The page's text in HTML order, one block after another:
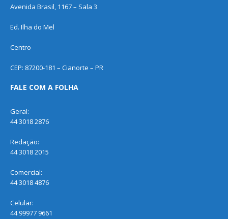
Avenida Brasil, 1167 – Sala 3
Ed. Ilha do Mel
Centro
CEP: 87200-181 – Cianorte – PR
FALE COM A FOLHA
Geral:
44 3018 2876
Redação:
44 3018 2015
Comercial:
44 3018 4876
Celular:
44 99977 9661